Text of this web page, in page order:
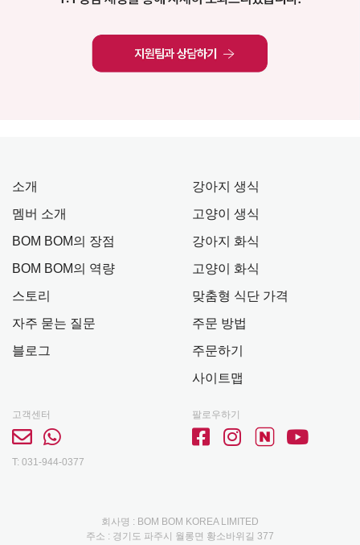
소개
멤버 소개
BOM BOM의 장점
BOM BOM의 역량
스토리
자주 묻는 질문
블로그
강아지 생식
고양이 생식
강아지 화식
고양이 화식
맞춤형 식단 가격
주문 방법
주문하기
사이트맵
고객센터
T: 031-944-0377
팔로우하기
회사명 : BOM BOM KOREA LIMITED
주소 : 경기도 파주시 월롱면 황소바위길 377